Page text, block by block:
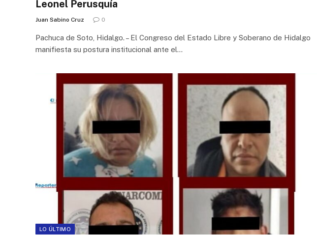
Leonel Perusquía
Juan Sabino Cruz 0
Pachuca de Soto, Hidalgo. – El Congreso del Estado Libre y Soberano de Hidalgo
manifiesta su postura institucional ante el…
LO ÚLTIMO